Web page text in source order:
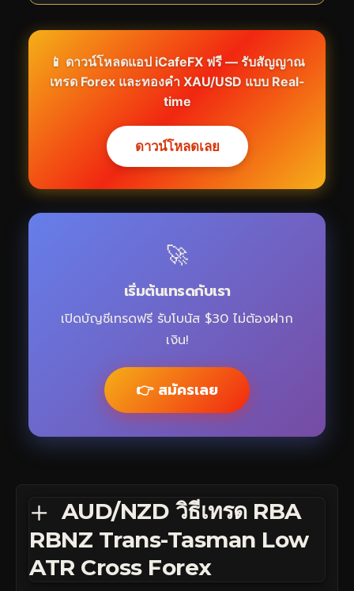
📱 ดาวน์โหลดแอป iCafeFX ฟรี — รับสัญญาณ
เทรด Forex และทองคำ XAU/USD แบบ Real-
time
ดาวน์โหลดเลย
🚀
เริ่มต้นเทรดกับเรา
เปิดบัญชีเทรดฟรี รับโบนัส $30 ไม่ต้องฝาก
เงิน!
👉 สมัครเลย
AUD/NZD วิธีเทรด RBA
RBNZ Trans-Tasman Low
ATR Cross Forex